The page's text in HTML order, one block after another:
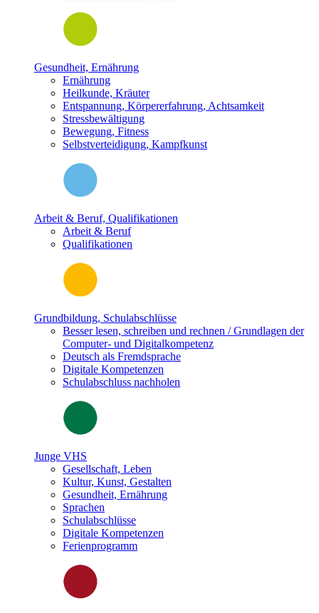
Gesundheit, Ernährung
Ernährung
Heilkunde, Kräuter
Entspannung, Körpererfahrung, Achtsamkeit
Stressbewältigung
Bewegung, Fitness
Selbstverteidigung, Kampfkunst
Arbeit & Beruf, Qualifikationen
Arbeit & Beruf
Qualifikationen
Grundbildung, Schulabschlüsse
Besser lesen, schreiben und rechnen / Grundlagen der
Computer- und Digitalkompetenz
Deutsch als Fremdsprache
Digitale Kompetenzen
Schulabschluss nachholen
Junge VHS
Gesellschaft, Leben
Kultur, Kunst, Gestalten
Gesundheit, Ernährung
Sprachen
Schulabschlüsse
Digitale Kompetenzen
Ferienprogramm